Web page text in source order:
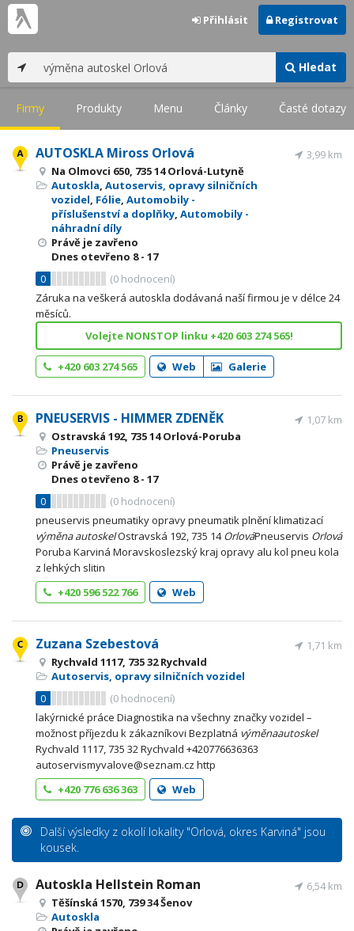
Hledat
Přihlásit Registrovat
Firmy Produkty Menu Články Časté dotazy
AUTOSKLA Miross Orlová
Na Olmovci 650, 735 14 Orlová-Lutyně
Autoskla, Autoservis, opravy silničních
vozidel, Fólie, Automobily -
příslušenství a doplňky, Automobily -
náhradní díly
Právě je zavřeno
Dnes otevřeno 8 - 17
0
(0 hodnocení)
3,99 km
Záruka na veškerá autoskla dodávaná naší firmou je v délce 24
měsíců.
Volejte NONSTOP linku +420 603 274 565!
+420 603 274 565 Web Galerie
PNEUSERVIS - HIMMER ZDENĚK
Ostravská 192, 735 14 Orlová-Poruba
Pneuservis
Právě je zavřeno
Dnes otevřeno 8 - 17
0
(0 hodnocení)
1,07 km
pneuservis pneumatiky opravy pneumatik plnění klimatizací
výměna autoskelOstravská 192, 735 14OrlováPneuservis Orlová
Poruba Karviná Moravskoslezský kraj opravy alu kol pneu kola
z lehkých slitin
+420 596 522 766
Web
Zuzana Szebestová
Rychvald 1117, 735 32 Rychvald
Autoservis, opravy silničních vozidel
0
(0 hodnocení)
1,71 km
lakýrnické práce Diagnostika na všechny značky vozidel –
možnost příjezdu k zákazníkovi Bezplatná výměnaautoskel
Rychvald 1117, 735 32 Rychvald +420776636363
autoservismyvalove@seznam.cz http
+420 776 636 363
Web
Další výsledky z okolí lokality "Orlová, okres Karviná" jsou
kousek.
Autoskla Hellstein Roman
Těšínská 1570, 739 34 Šenov
Autoskla
6,54 km